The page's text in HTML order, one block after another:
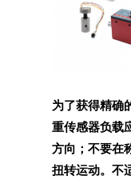
为了获得精确
重传感器负载
方向；不要在
扭转运动。不